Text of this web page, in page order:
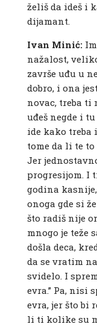
želiš da ideš i
dijamant.
Ivan Minić:
nažalost,
završe uđu u
dobro, i ona
novac, treba ti
uđeš negde i
ide kako treba
tome da li te
Jer
progresijom. I
godina
onoga gde si
što radiš nije
mnogo je teže
došla deca,
da se vratim
svidelo. I
evra.” Pa, nisi
evra, jer što bi
li ti kolike su